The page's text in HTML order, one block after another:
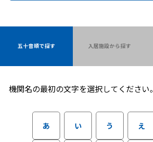
五十音順で探す 入居施設から探す
機関名の最初の文字を選択してください。
あ い う え